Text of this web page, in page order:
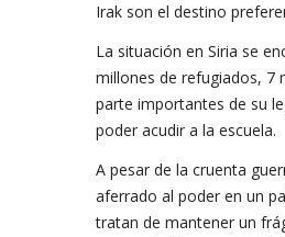
Irak son el destino
La situación en Siria se
millones de refugiados, 7
parte importantes de su
poder acudir a la escuela.
A pesar de la cruenta
aferrado al poder en un
tratan de mantener un